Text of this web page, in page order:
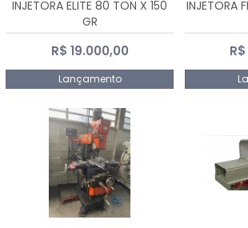
INJETORA ELITE 80 TON X 150
GR
R$ 19.000,00
Lançamento
INJETORA